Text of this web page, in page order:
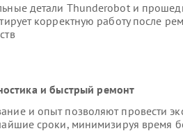
детали Thunderobot и
корректную работу после
и быстрый ремонт
и опыт позволяют провести
сроки, минимизируя время